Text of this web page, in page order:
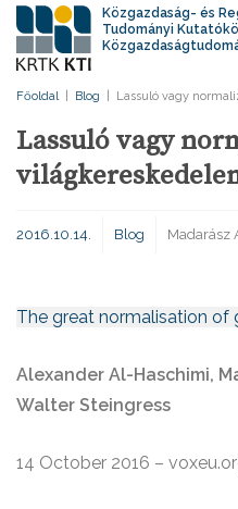
Közgazdaság- és
Tudományi
Főoldal Blog Lassuló vagy
Lassuló vagy
2016.10.14. Blog Madarász
The great normalisation of
Alexander Al-Haschimi,
Walter Steingress
14 October 2016 –